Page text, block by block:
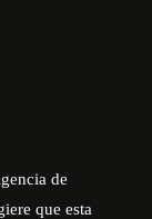
de
que esta